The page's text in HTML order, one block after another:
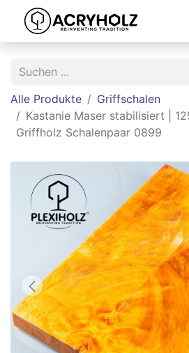
Alle Produkte
Griffschalen
Kastanie Maser stabilisiert |
Griffholz Schalenpaar 0899